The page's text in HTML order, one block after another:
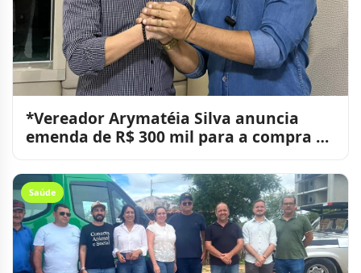
*Vereador Arymatéia Silva anuncia
emenda de R$ 300 mil para a compra de
Saúde